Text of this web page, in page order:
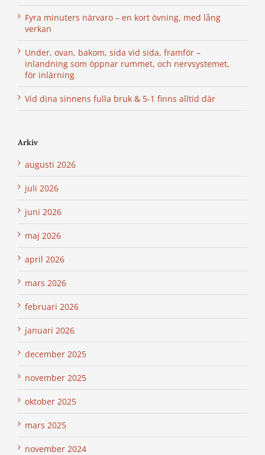
Fyra minuters närvaro – en kort övning, med lång
verkan
Under, ovan, bakom, sida vid sida, framför –
inlandning som öppnar rummet, och nervsystemet,
för inlärning
Vid dina sinnens fulla bruk & 5-1 finns alltid där
Arkiv
augusti 2026
juli 2026
juni 2026
maj 2026
april 2026
mars 2026
februari 2026
januari 2026
december 2025
november 2025
oktober 2025
mars 2025
november 2024